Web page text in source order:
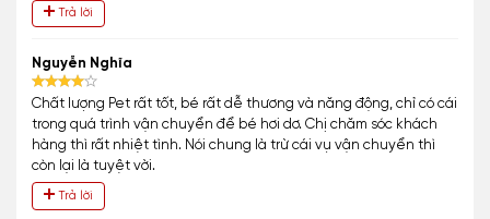
Trả lời
Nguyễn Nghĩa
Chất lượng Pet rất tốt, bé rất dễ thương và năng động, chỉ có cái
trong quá trình vận chuyển để bé hơi dơ. Chị chăm sóc khách
hàng thì rất nhiệt tình. Nói chung là trừ cái vụ vận chuyển thì
còn lại là tuyệt vời.
Trả lời